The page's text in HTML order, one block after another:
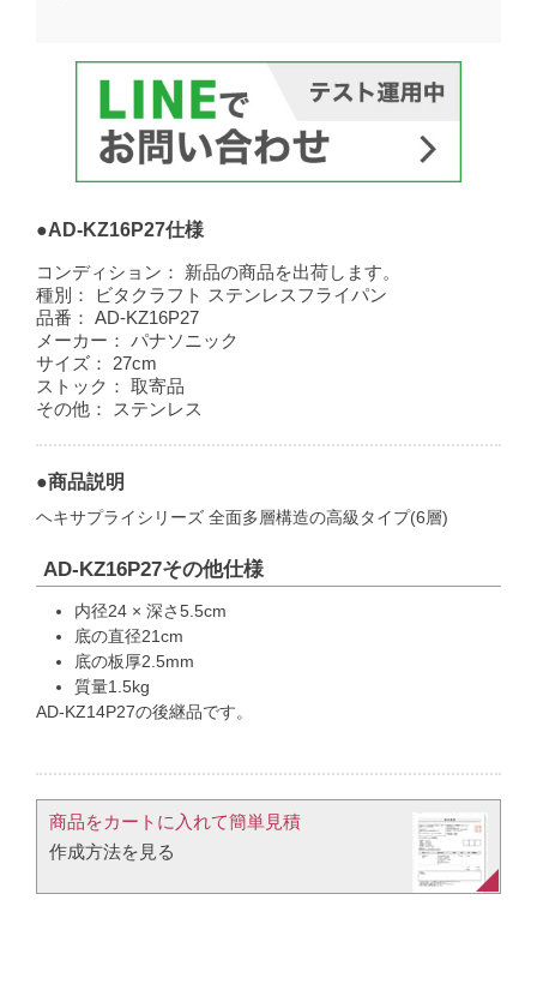
●AD-KZ16P27仕様
コンディション：
新品の商品を出荷します。
種別：
ビタクラフト ステンレスフライパン
品番：
AD-KZ16P27
メーカー：
パナソニック
サイズ：
27cm
ストック：
取寄品
その他：
ステンレス
●商品説明
ヘキサプライシリーズ 全面多層構造の高級タイプ(6層)
AD-KZ16P27その他仕様
内径24 × 深さ5.5cm
底の直径21cm
底の板厚2.5mm
質量1.5kg
AD-KZ14P27の後継品です。
商品をカートに入れて簡単見積​
作成方法を見る​​